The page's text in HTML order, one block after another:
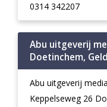
0314 342207
Abu uitgeverij
Doetinchem,
Abu uitgeverij
Keppelseweg 26